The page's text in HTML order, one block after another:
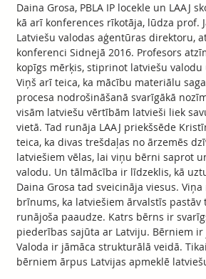
Daina Grosa, PBLA IP locekle un LAAJ
kā arī konferences rīkotāja, lūdza prof.
Latviešu valodas aģentūras direktoru,
konferenci Sidnejā 2016. Profesors
kopīgs mērķis, stiprinot latviešu
Viņš arī teica, ka mācību materiālu
procesa nodrošināšanā svarīgākā
visām latviešu vērtībām latvieši liek
vietā. Tad runāja LAAJ priekšsēde
teica, ka divas trešdaļas no ārzemēs
latviešiem vēlas, lai viņu bērni saprot
valodu. Un tālmācība ir līdzeklis, kā
Daina Grosa tad sveicināja viesus.
brīnums, ka latviešiem ārvalstīs pastāv
runājoša paaudze. Katrs bērns ir
piederības sajūta ar Latviju. Bērniem ir
Valoda ir jāmāca strukturālā veidā.
bērniem ārpus Latvijas apmeklē